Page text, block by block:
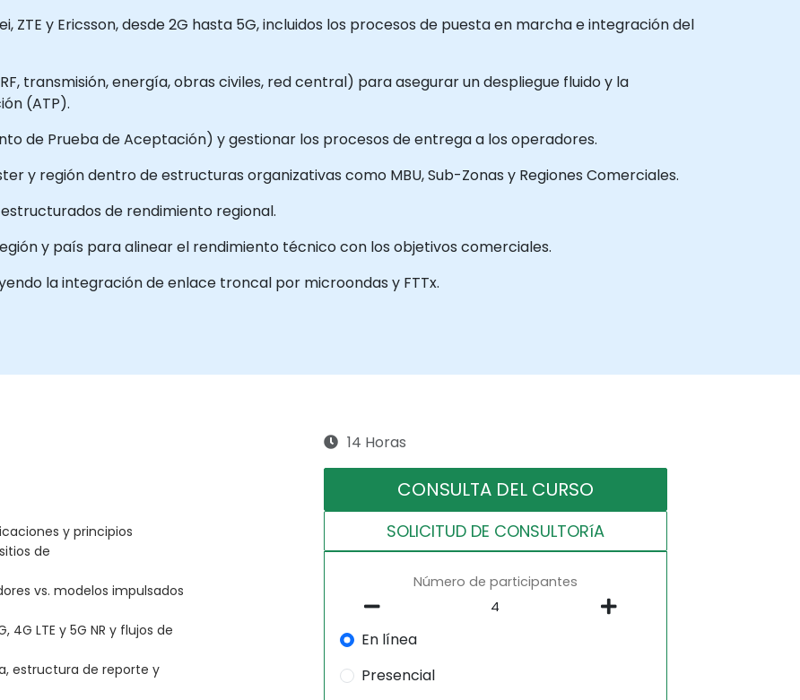
ZTE y Ericsson, desde 2G hasta 5G, incluidos los procesos de puesta en marcha e integración del
transmisión, energía, obras civiles, red central) para asegurar un despliegue fluido y la
(ATP).
de Prueba de Aceptación) y gestionar los procesos de entrega a los operadores.
y región dentro de estructuras organizativas como MBU, Sub-Zonas y Regiones Comerciales.
de rendimiento regional.
y país para alinear el rendimiento técnico con los objetivos comerciales.
la integración de enlace troncal por microondas y FTTx.
y principios
de
vs. modelos impulsados
4G LTE y 5G NR y flujos de
estructura de reporte y
14 Horas
CONSULTA DEL CURSO
SOLICITUD DE CONSULTORíA
Número de participantes
En línea
Presencial